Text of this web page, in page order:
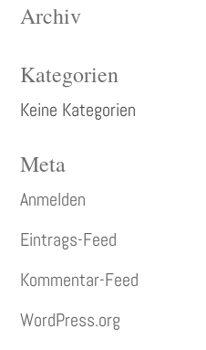
Archiv
Kategorien
Keine Kategorien
Meta
Anmelden
Eintrags-Feed
Kommentar-Feed
WordPress.org